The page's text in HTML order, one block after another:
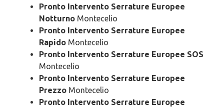
Pronto Intervento Serrature Europee
Notturno Montecelio
Pronto Intervento Serrature Europee
Rapido Montecelio
Pronto Intervento Serrature Europee SOS
Montecelio
Pronto Intervento Serrature Europee
Prezzo Montecelio
Pronto Intervento Serrature Europee